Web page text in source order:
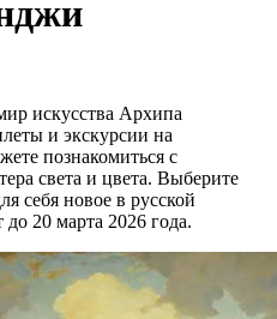
искусства Архипа
и экскурсии на
познакомиться с
света и цвета. Выберите
себя новое в русской
20 марта 2026 года.